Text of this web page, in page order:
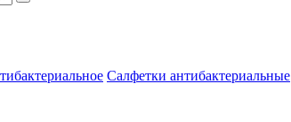
Салфетки антибактериальные